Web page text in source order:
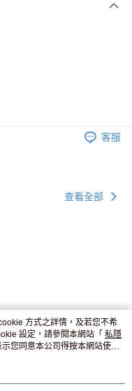
到店，7天內取。逾期後
客服
查看全部
方式之詳情，及若您不希
設定，請參閱本網站「 私隱
您同意本公司得按本網站使用